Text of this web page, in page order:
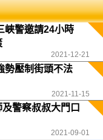
峽警邀請24小時
2021-12-21
勢壓制街頭不法
2021-11-15
警察叔叔大門口
2021-09-01